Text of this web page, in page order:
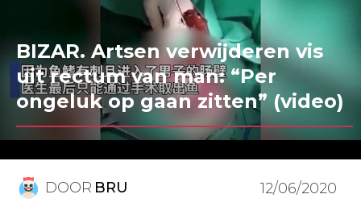
BIZAR. Artsen verwijderen vis
uit rectum van man: “Per
ongeluk op gaan zitten” (video)
DOOR BRU 12/06/2020